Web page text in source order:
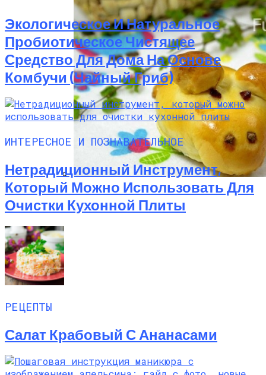
Пирожки С Мясом «Поросята»
Экологическое И Натуральное
Пробиотическое Чистящее
Средство Для Дома На Основе
Комбучи (чайный Гриб)
ИНТЕРЕСНОЕ И ПОЗНАВАТЕЛЬНОЕ
Нетрадиционный Инструмент,
Который Можно Использовать Для
Очистки Кухонной Плиты
РЕЦЕПТЫ
Салат Крабовый С Ананасами